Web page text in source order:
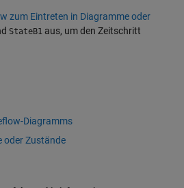
zum Eintreten in Diagramme oder
StateB1 aus, um den Zeitschritt
Diagramms
oder Zustände